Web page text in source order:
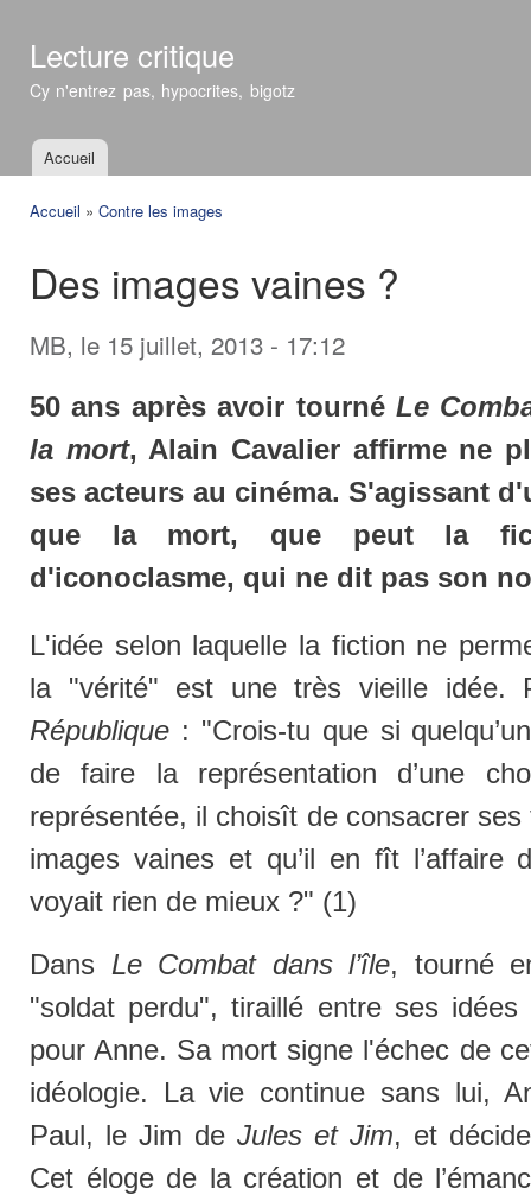
Lecture critique
Cy n'entrez pas, hypocrites, bigotz
Menu principal
Accueil
Accueil » Contre les images
Des images vaines ?
MB, le 15 juillet, 2013 - 17:12
50 ans après avoir tourné Le
la mort, Alain Cavalier affirme ne
ses acteurs au cinéma. S'agissant
que la mort, que peut la
d'iconoclasme, qui ne dit pas son
L'idée selon laquelle la fiction ne
la "vérité" est une très vieille idée.
République : "Crois-tu que si
de faire la représentation d’une
représentée, il choisît de consacrer
images vaines et qu’il en fît l’affaire
voyait rien de mieux ?" (1)
Dans Le Combat dans l’île, tourné
"soldat perdu", tiraillé entre ses
pour Anne. Sa mort signe l'échec de
idéologie. La vie continue sans lui,
Paul, le Jim de Jules et Jim, et
Cet éloge de la création et de